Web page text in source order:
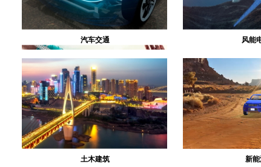
汽车交通 风能
生物医疗
土木建筑
新